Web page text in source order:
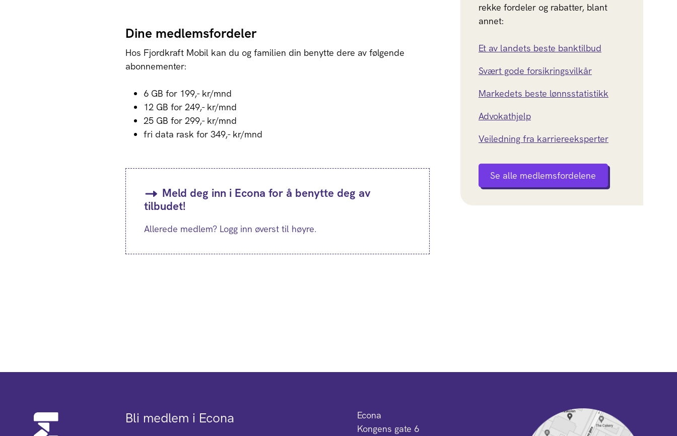
Dine medlemsfordeler
Hos Fjordkraft Mobil kan du og familien din benytte dere av følgende
abonnementer:
6 GB for 199,- kr/mnd
12 GB for 249,- kr/mnd
25 GB for 299,- kr/mnd
fri data rask for 349,- kr/mnd
Meld deg inn i Econa for å benytte deg av
tilbudet!
Allerede medlem? Logg inn øverst til høyre.
rekke fordeler og rabatter, blant
annet:
Et av landets beste banktilbud
Svært gode forsikringsvilkår
Markedets beste lønnsstatistikk
Advokathjelp
Veiledning fra karriereeksperter
Se alle medlemsfordelene
Bli medlem i Econa
Econa
Kongens gate 6